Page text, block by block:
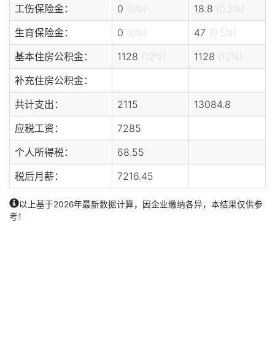
工伤保险金：
0 (0%) 18.8 (0.2%)
生育保险金：
0 (0%) 47 (0.5%)
基本住房公积金：
1128 (12%) 1128 (12%)
补充住房公积金：
共计支出：
2115
13084.8
应税工资：
7285
个人所得税：
68.55
税后月薪：
7216.45
以上基于2026年最新数据计算，因企业缴纳各异，本结果仅供参
考！